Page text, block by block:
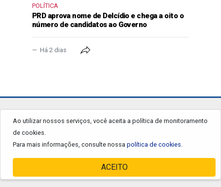
POLÍTICA
PRD aprova nome de Delcídio e chega a oito o
número de candidatos ao Governo
Há 2 dias
Ao utilizar nossos serviços, você aceita a política de monitoramento
de cookies.
Para mais informações, consulte nossa política de cookies.
ACEITO
jornalgrandourados.com.br